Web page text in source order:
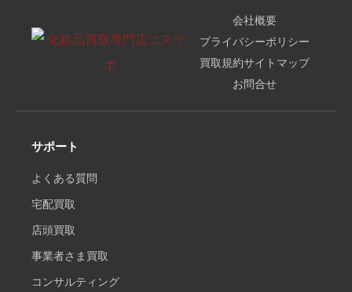
会社概要
プライバシーポリシー
買取規約サイトマップ
お問合せ
サポート
よくある質問
宅配買取
店頭買取
事業者さま買取
コンサルティング